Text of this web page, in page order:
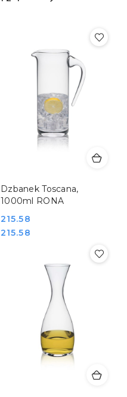
Dzbanek Toscana,
1000ml RONA
Cena:
215.58
Cena:
215.58